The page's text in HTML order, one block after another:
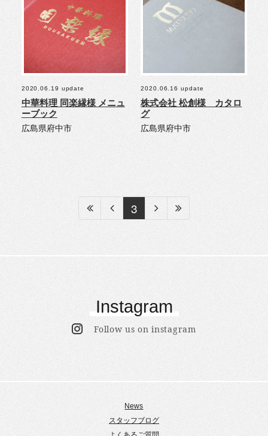
2020.06.19 update
中華料理 同楽縁様 メニュ
ーブック
広島県府中市
2020.06.16 update
株式会社 松創様 カタロ
グ
広島県府中市
3
Instagram
Follow us on instagram
News
スタッフブログ